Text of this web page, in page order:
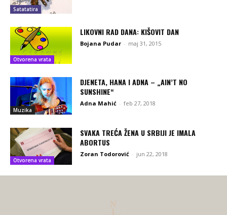
Satatatira
Otvorena vrata
LIKOVNI RAD DANA: KIŠOVIT DAN
Bojana Pudar - maj 31, 2015
Muzika
DJENETA, HANA I ADNA – „AIN’T NO
SUNSHINE“
Adna Mahić - feb 27, 2018
Otvorena vrata
SVAKA TREĆA ŽENA U SRBIJI JE IMALA
ABORTUS
Zoran Todorović - jun 22, 2018